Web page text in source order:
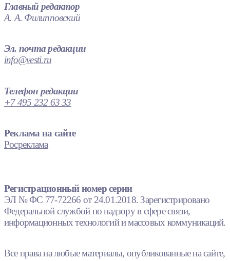
Главный редактор
А. А. Филипповский
Эл. почта редакции
info@vesti.ru
Телефон редакции
+7 495 232 63 33
Реклама на сайте
Росреклама
Регистрационный номер серии
ЭЛ № ФС 77-72266 от 24.01.2018. Зарегистрировано
Федеральной службой по надзору в сфере связи,
информационных технологий и массовых коммуникаций.
Все права на любые материалы, опубликованные на сайте,